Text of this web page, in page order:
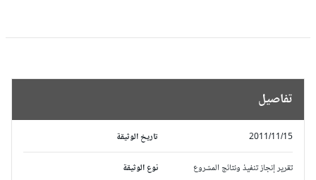
تفاصيل
تاريخ الوثيقة 2011/11/15
نوع الوثيقة تقرير إنجاز تنفيذ ونتائج المشروع